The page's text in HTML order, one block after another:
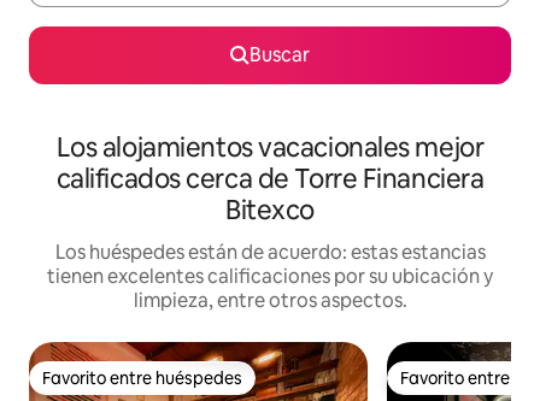
Buscar
Los alojamientos vacacionales mejor
calificados cerca de Torre Financiera
Bitexco
Los huéspedes están de acuerdo: estas estancias
tienen excelentes calificaciones por su ubicación y
limpieza, entre otros aspectos.
Favorito entre huéspedes
Favorito entre huéspedes Favorito entre
Favorito entre